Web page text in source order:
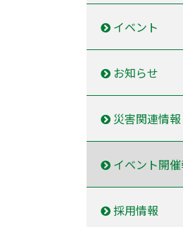
イベント
お知らせ
災害関連情報
イベント開
採用情報